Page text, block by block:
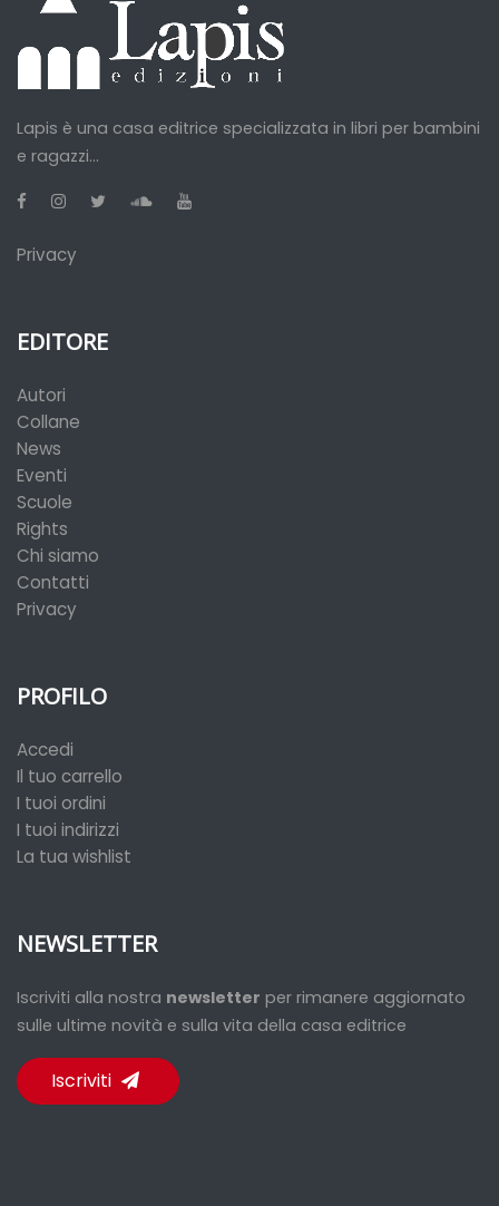
Lapis è una casa editrice specializzata in libri per bambini
e ragazzi...
Privacy
EDITORE
Autori
Collane
News
Eventi
Scuole
Rights
Chi siamo
Contatti
Privacy
PROFILO
Accedi
Il tuo carrello
I tuoi ordini
I tuoi indirizzi
La tua wishlist
NEWSLETTER
Iscriviti alla nostra newsletter per rimanere aggiornato
sulle ultime novità e sulla vita della casa editrice
Iscriviti